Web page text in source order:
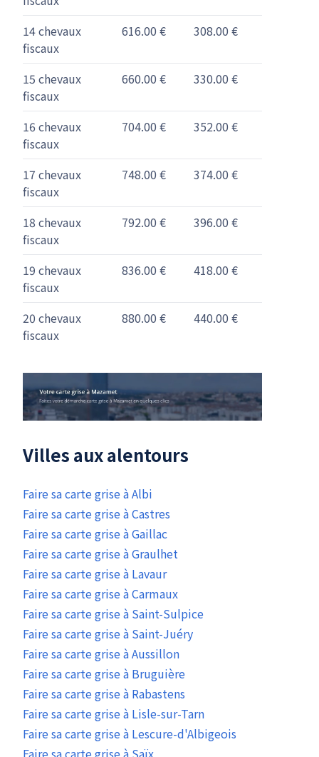
14 chevaux
fiscaux
616.00 € 308.00 €
15 chevaux
fiscaux
660.00 € 330.00 €
16 chevaux
fiscaux
704.00 € 352.00 €
17 chevaux
fiscaux
748.00 € 374.00 €
18 chevaux
fiscaux
792.00 € 396.00 €
19 chevaux
fiscaux
836.00 € 418.00 €
20 chevaux
fiscaux
880.00 € 440.00 €
Villes aux alentours
Faire sa carte grise à Albi
Faire sa carte grise à Castres
Faire sa carte grise à Gaillac
Faire sa carte grise à Graulhet
Faire sa carte grise à Lavaur
Faire sa carte grise à Carmaux
Faire sa carte grise à Saint-Sulpice
Faire sa carte grise à Saint-Juéry
Faire sa carte grise à Aussillon
Faire sa carte grise à Bruguière
Faire sa carte grise à Rabastens
Faire sa carte grise à Lisle-sur-Tarn
Faire sa carte grise à Lescure-d'Albigeois
Faire sa carte grise à Saïx